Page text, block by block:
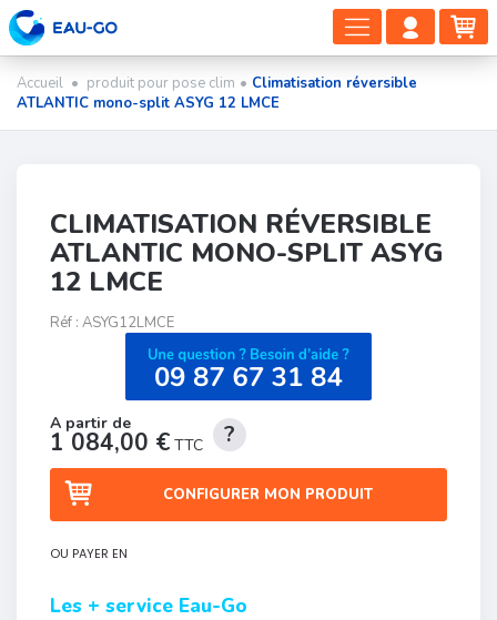
DÉPLIER
LA
Accueil • produit pour pose clim • Climatisation réversible
ATLANTIC mono-split ASYG 12 LMCE
CLIMATISATION RÉVERSIBLE
ATLANTIC MONO-SPLIT ASYG
12 LMCE
Réf : ASYG12LMCE
1 084,00 € TTC
CONFIGURER MON PRODUIT
OU PAYER EN
Les + service Eau-Go